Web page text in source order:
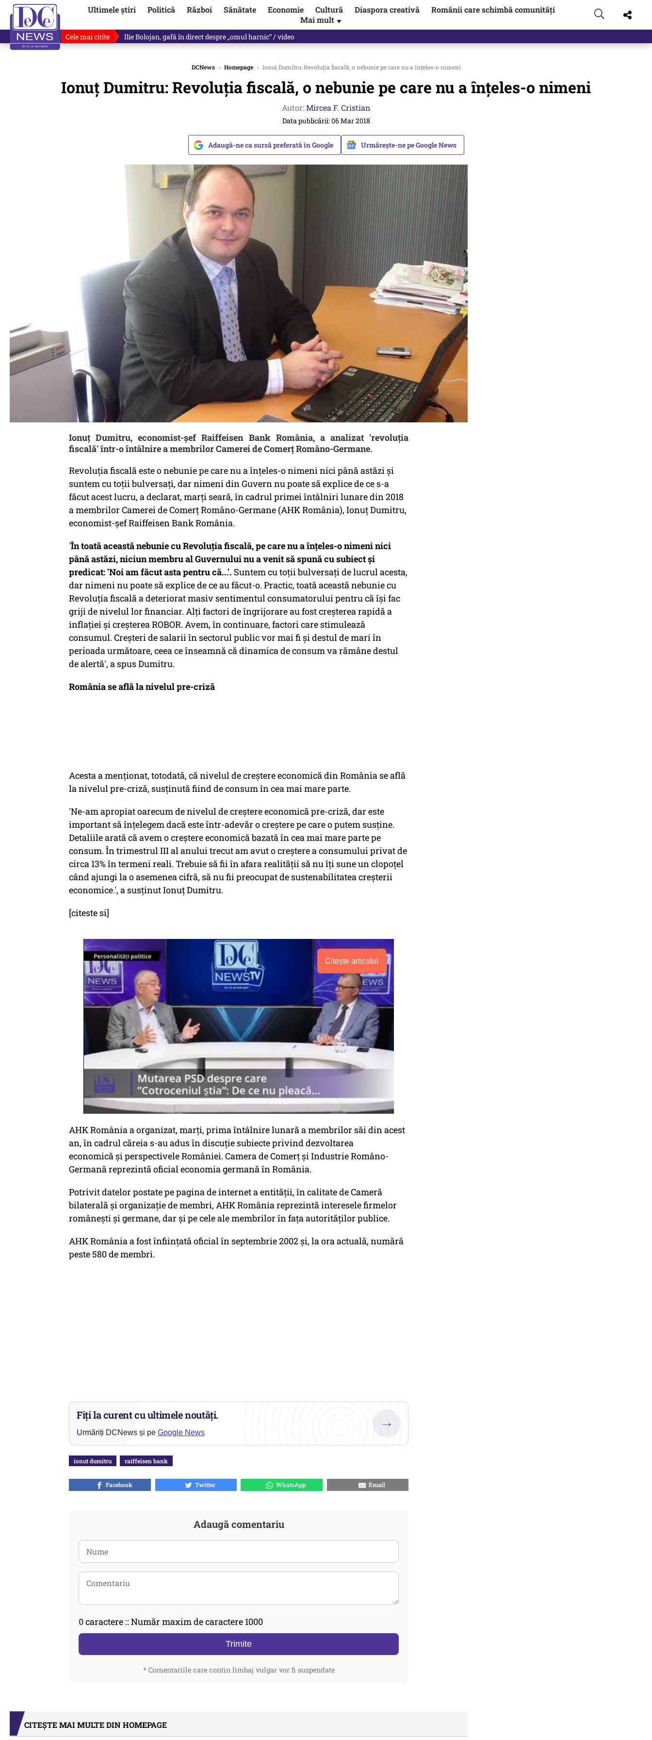
Ultimele știri Politică Război Sănătate Economie Cultură Diaspora creativă
Românii care schimbă comunități
Mai mult ▼
Cele mai citite Premierul demis Ilie Bolojan anunță că a încălcat legea, de două ori. Planuri de pregătire pentru război
DCNews › Homepage › Ionuţ Dumitru: Revoluţia fiscală, o nebunie pe care nu a înţeles-o nimeni
Ionuţ Dumitru: Revoluţia fiscală, o nebunie pe care nu a înţeles-o nimeni
Autor:Mircea F. Cristian
Data publicării: 06 Mar 2018
Adaugă-ne ca sursă preferată în Google Urmărește-ne pe Google News
Ionuţ Dumitru, economist-şef Raiffeisen Bank România, a analizat 'revoluţia
fiscală' într-o întâlnire a membrilor Camerei de Comerţ Româno-Germane.
Revoluţia fiscală este o nebunie pe care nu a înţeles-o nimeni nici până astăzi şi
suntem cu toţii bulversaţi, dar nimeni din Guvern nu poate să explice de ce s-a
făcut acest lucru, a declarat, marţi seară, în cadrul primei întâlniri lunare din 2018
a membrilor Camerei de Comerţ Româno-Germane (AHK România), Ionuţ Dumitru,
economist-şef Raiffeisen Bank România.
'În toată această nebunie cu Revoluţia fiscală, pe care nu a înţeles-o nimeni nici
până astăzi, niciun membru al Guvernului nu a venit să spună cu subiect şi
predicat: 'Noi am făcut asta pentru că...'. Suntem cu toţii bulversaţi de lucrul acesta,
dar nimeni nu poate să explice de ce au făcut-o. Practic, toată această nebunie cu
Revoluţia fiscală a deteriorat masiv sentimentul consumatorului pentru că îşi fac
griji de nivelul lor financiar. Alţi factori de îngrijorare au fost creşterea rapidă a
inflaţiei şi creşterea ROBOR. Avem, în continuare, factori care stimulează
consumul. Creşteri de salarii în sectorul public vor mai fi şi destul de mari în
perioada următoare, ceea ce înseamnă că dinamica de consum va rămâne destul
de alertă', a spus Dumitru.
România se află la nivelul pre-criză
Acesta a menţionat, totodată, că nivelul de creştere economică din România se află
la nivelul pre-criză, susţinută fiind de consum în cea mai mare parte.
'Ne-am apropiat oarecum de nivelul de creştere economică pre-criză, dar este
important să înţelegem dacă este într-adevăr o creştere pe care o putem susţine.
Detaliile arată că avem o creştere economică bazată în cea mai mare parte pe
consum. În trimestrul III al anului trecut am avut o creştere a consumului privat de
circa 13% în termeni reali. Trebuie să fii în afara realităţii să nu îţi sune un clopoţel
când ajungi la o asemenea cifră, să nu fii preocupat de sustenabilitatea creşterii
economice.', a susţinut Ionuţ Dumitru.
[citeste si]
Citește articolul
AHK România a organizat, marţi, prima întâlnire lunară a membrilor săi din acest
an, în cadrul căreia s-au adus în discuţie subiecte privind dezvoltarea
economică şi perspectivele României. Camera de Comerţ şi Industrie Româno-
Germană reprezintă oficial economia germană în România.
Potrivit datelor postate pe pagina de internet a entităţii, în calitate de Cameră
bilaterală şi organizaţie de membri, AHK România reprezintă interesele firmelor
româneşti şi germane, dar şi pe cele ale membrilor în faţa autorităţilor publice.
AHK România a fost înfiinţată oficial în septembrie 2002 şi, la ora actuală, numără
peste 580 de membri.
Fiți la curent cu ultimele noutăți.
Urmăriți DCNews și pe Google News
→
ionut dumitru raiffeisen bank
Facebook Twitter WhatsApp Email
Adaugă comentariu
0caractere :: Număr maxim de caractere 1000
Trimite
* Comentariile care contin limbaj vulgar vor fi suspendate
CITEȘTE MAI MULTE DIN HOMEPAGE